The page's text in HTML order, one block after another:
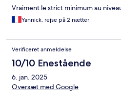
Vraiment le strict minimum au
Yannick, rejse på 2 nætter
Verificeret anmeldelse
10/10 Enestående
6. jan. 2025
Oversæt med Google